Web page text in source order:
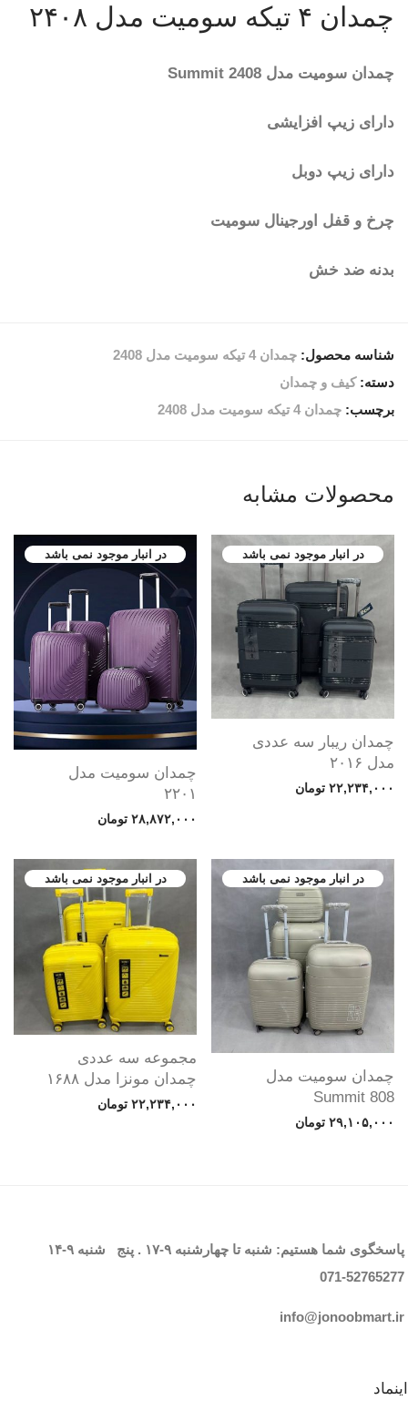
چمدان ۴ تیکه سومیت مدل ۲۴۰۸
چمدان سومیت مدل Summit 2408
دارای زیپ افزایشی
دارای زیپ دوبل
چرخ و قفل اورجینال سومیت
بدنه ضد خش
شناسه محصول: چمدان 4 تیکه سومیت مدل 2408
دسته:کیف و چمدان
برچسب: چمدان 4 تیکه سومیت مدل 2408
محصولات مشابه
چمدان ریبار سه عددی
مدل ۲۰۱۶
۲۲,۲۳۴,۰۰۰ تومان
چمدان سومیت مدل
۲۲۰۱
۲۸,۸۷۲,۰۰۰ تومان
چمدان سومیت مدل
Summit 808
۲۹,۱۰۵,۰۰۰ تومان
مجموعه سه عددی
چمدان مونزا مدل ۱۶۸۸
۲۲,۲۳۴,۰۰۰ تومان
پاسخگوی شما هستیم: شنبه تا چهارشنبه ۹-۱۷ . پنج شنبه ۹-۱۴
071-52765277
info@jonoobmart.ir
اینماد